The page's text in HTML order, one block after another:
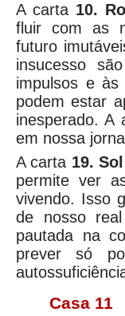
A carta 10.
fluir com as
futuro
insucesso
impulsos e às
podem estar
inesperado. A
em nossa
A carta 19. Sol
permite ver
vivendo. Isso
de nosso
pautada na
prever só
Casa 11